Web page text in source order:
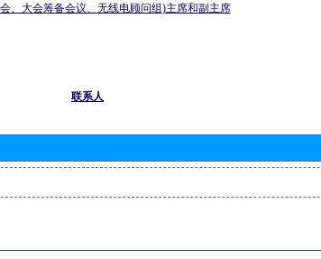
、大会筹备会议、无线电顾问组)主席和副主席
联系人